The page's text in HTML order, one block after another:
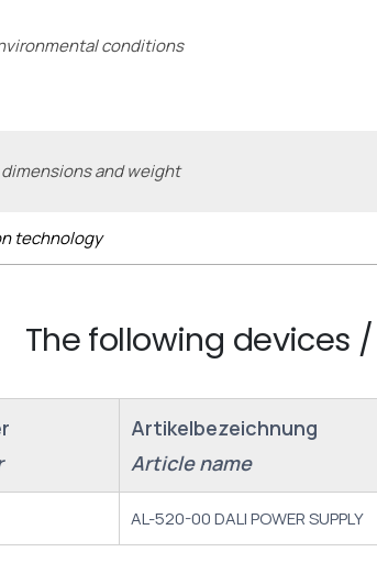
conditions
dimensions and weight
technology
The following devices
Artikelbezeichnung
Article name
AL-520-00 DALI POWER SUPPLY